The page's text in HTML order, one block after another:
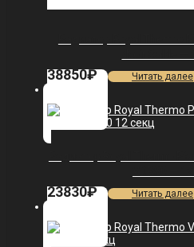
38850₽ Читать далее
23830₽ Читать далее